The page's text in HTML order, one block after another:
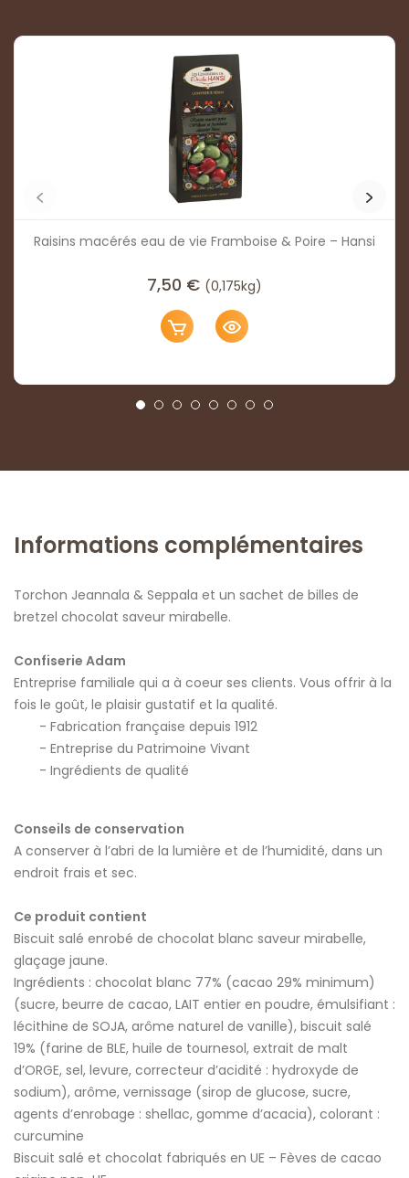
Raisins macérés eau de vie Framboise & Poire – Hansi
7,50 € (0,175kg)
Informations complémentaires
Torchon Jeannala & Seppala et un sachet de billes de
bretzel chocolat saveur mirabelle.
Confiserie Adam
Entreprise familiale qui a à coeur ses clients. Vous offrir à la
fois le goût, le plaisir gustatif et la qualité.
Fabrication française depuis 1912
Entreprise du Patrimoine Vivant
Ingrédients de qualité
Conseils de conservation
A conserver à l’abri de la lumière et de l’humidité, dans un
endroit frais et sec.
Ce produit contient
Biscuit salé enrobé de chocolat blanc saveur mirabelle,
glaçage jaune.
Ingrédients : chocolat blanc 77% (cacao 29% minimum)
(sucre, beurre de cacao, LAIT entier en poudre, émulsifiant :
lécithine de SOJA, arôme naturel de vanille), biscuit salé
19% (farine de BLE, huile de tournesol, extrait de malt
d’ORGE, sel, levure, correcteur d’acidité : hydroxyde de
sodium), arôme, vernissage (sirop de glucose, sucre,
agents d’enrobage : shellac, gomme d’acacia), colorant :
curcumine
Biscuit salé et chocolat fabriqués en UE – Fèves de cacao